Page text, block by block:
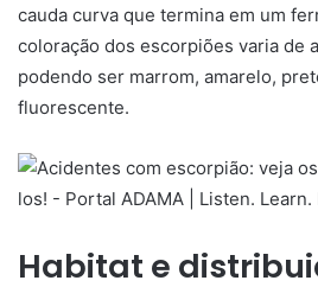
cauda curva que termina em um
coloração dos escorpiões varia de
podendo ser marrom, amarelo,
fluorescente.
Habitat e